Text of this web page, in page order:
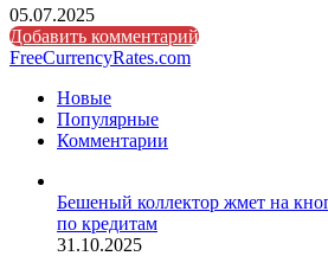
05.07.2025
Добавить комментарий
FreeCurrencyRates.com
Новые
Популярные
Комментарии
Бешеный коллектор жмет на
по кредитам
31.10.2025